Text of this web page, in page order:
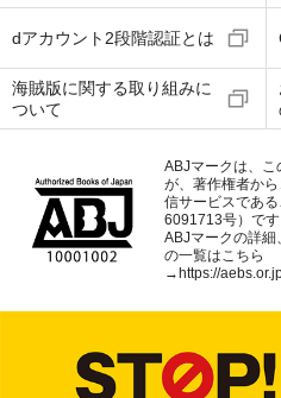
dアカウント2段階認証とは
海賊版に関する取り組みに
ついて
ABJマークは、
が、著作権者か
信サービスであ
6091713号）です
ABJマークの詳
の一覧はこちら
→ https://